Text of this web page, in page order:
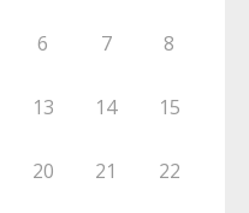
6 7 8
13 14 15
20 21 22